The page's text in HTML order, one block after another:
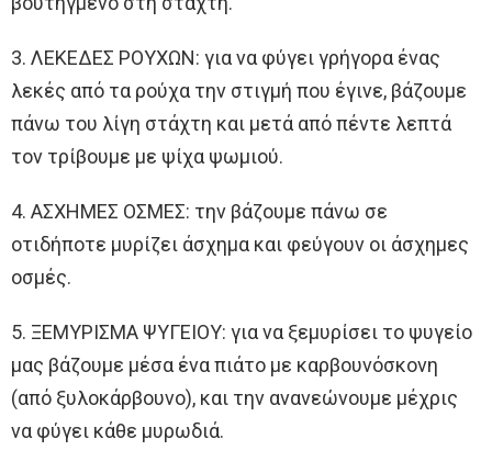
3. ΛΕΚΕΔΕΣ ΡΟΥΧΩΝ: για να φύγει γρήγορα ένας
λεκές από τα ρούχα την στιγμή που έγινε, βάζουμε
πάνω του λίγη στάχτη και μετά από πέντε λεπτά
τον τρίβουμε με ψίχα ψωμιού.
4. ΑΣΧΗΜΕΣ ΟΣΜΕΣ: την βάζουμε πάνω σε
οτιδήποτε μυρίζει άσχημα και φεύγουν οι άσχημες
οσμές.
5. ΞΕΜΥΡΙΣΜΑ ΨΥΓΕΙΟΥ: για να ξεμυρίσει το ψυγείο
μας βάζουμε μέσα ένα πιάτο με καρβουνόσκονη
(από ξυλοκάρβουνο), και την ανανεώνουμε μέχρις
να φύγει κάθε μυρωδιά.